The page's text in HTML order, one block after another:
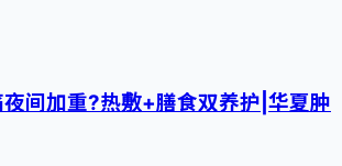
间加重?热敷+膳食双养护|华夏肿